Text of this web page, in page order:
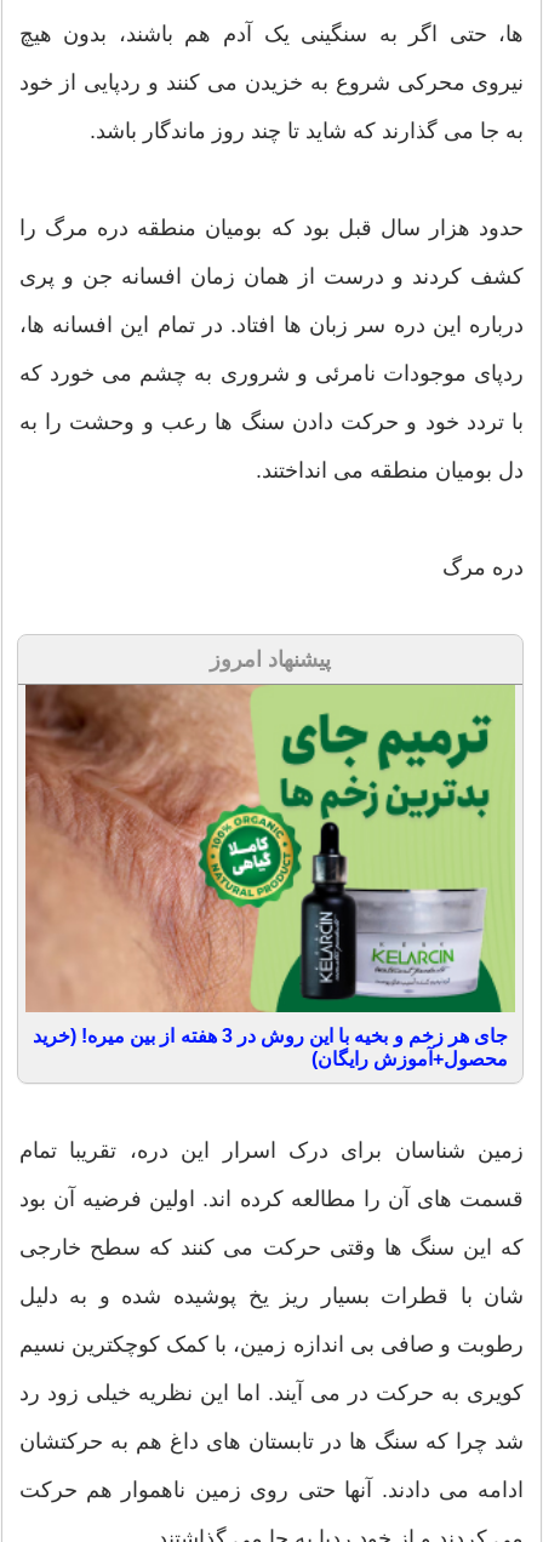
ها، حتی اگر به سنگینی یک آدم هم باشند، بدون هیچ
نیروی محرکی شروع به خزیدن می کنند و ردپایی از خود
به جا می گذارند که شاید تا چند روز ماندگار باشد.
حدود هزار سال قبل بود که بومیان منطقه دره مرگ را
کشف کردند و درست از همان زمان افسانه جن و پری
درباره این دره سر زبان ها افتاد. در تمام این افسانه ها،
ردپای موجودات نامرئی و شروری به چشم می خورد که
با تردد خود و حرکت دادن سنگ ها رعب و وحشت را به
دل بومیان منطقه می انداختند.
دره مرگ
پیشنهاد امروز
جای هر زخم و بخیه با این روش در 3 هفته از بین میره! (خرید
محصول+آموزش رایگان)
زمین شناسان برای درک اسرار این دره، تقریبا تمام
قسمت های آن را مطالعه کرده اند. اولین فرضیه آن بود
که این سنگ ها وقتی حرکت می کنند که سطح خارجی
شان با قطرات بسیار ریز یخ پوشیده شده و به دلیل
رطوبت و صافی بی اندازه زمین، با کمک کوچکترین نسیم
کویری به حرکت در می آیند. اما این نظریه خیلی زود رد
شد چرا که سنگ ها در تابستان های داغ هم به حرکتشان
ادامه می دادند. آنها حتی روی زمین ناهموار هم حرکت